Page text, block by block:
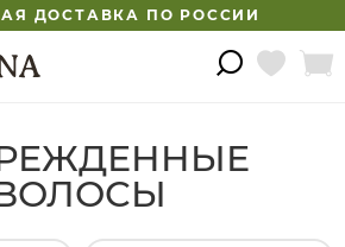
ДОСТАВКА ПО РОССИИ